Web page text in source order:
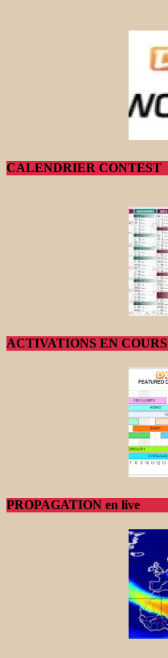
CALENDRIER CONTEST
ACTIVATIONS EN COURS
PROPAGATION en live